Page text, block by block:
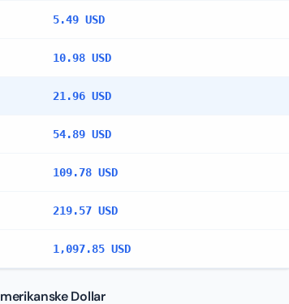
5.49 USD
10.98 USD
21.96 USD
54.89 USD
109.78 USD
219.57 USD
1,097.85 USD
Dollar